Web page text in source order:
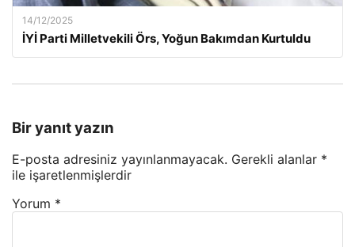
14/12/2025
İYİ Parti Milletvekili Örs, Yoğun Bakımdan Kurtuldu
Bir yanıt yazın
E-posta adresiniz yayınlanmayacak. Gerekli alanlar *
ile işaretlenmişlerdir
Yorum *